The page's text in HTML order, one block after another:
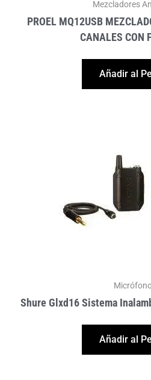
Mezcladores
PROEL MQ12USB
CANALES CON
Añadir al
Shure Glxd16 Sistema
Añadir al